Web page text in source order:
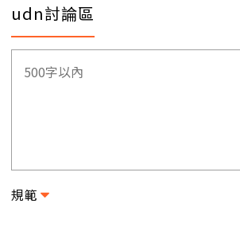
udn討論區
規範